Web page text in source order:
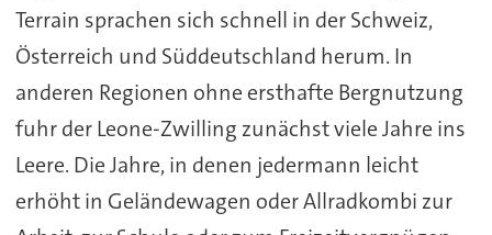
Terrain sprachen sich schnell in der Schweiz,
Österreich und Süddeutschland herum. In
anderen Regionen ohne ersthafte Bergnutzung
fuhr der Leone-Zwilling zunächst viele Jahre ins
Leere. Die Jahre, in denen jedermann leicht
erhöht in Geländewagen oder Allradkombi zur